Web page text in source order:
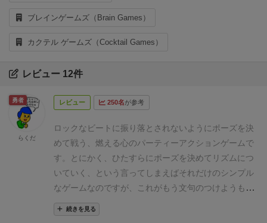
ブレインゲームズ（Brain Games）
カクテル ゲームズ（Cocktail Games）
レビュー 12件
レビュー 250名が参考
ロックなビートに振り落とされないようにポーズを決
めて戦う、燃える心のパーティーアクションゲームで
す。
とにかく、ひたすらにポーズを決めてリズムにつ
いていく、という言ってしまえばそれだけのシンプル
なゲームなのですが、これがもう文句のつけようもな
くオンリーワンなシステムで楽しい！！まさしくパー
ティーゲームのスターです。
続きを見る
勇者
らくだ